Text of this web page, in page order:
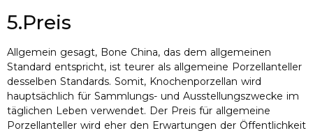
5.Preis
Allgemein gesagt, Bone China, das dem allgemeinen
Standard entspricht, ist teurer als allgemeine Porzellanteller
desselben Standards. Somit, Knochenporzellan wird
hauptsächlich für Sammlungs- und Ausstellungszwecke im
täglichen Leben verwendet. Der Preis für allgemeine
Porzellanteller wird eher den Erwartungen der Öffentlichkeit